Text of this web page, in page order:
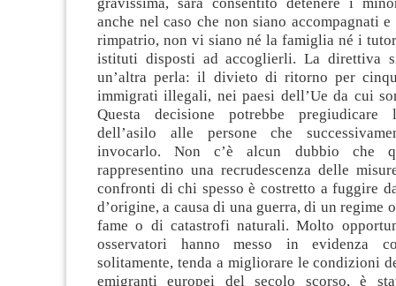
anche nel caso che non siano accompagnati
rimpatrio, non vi siano né la famiglia né i
istituti disposti ad accoglierli. La direttiva
un’altra perla: il divieto di ritorno per
immigrati illegali, nei paesi dell’Ue da cui
Questa decisione potrebbe pregiudicare
dell’asilo alle persone che
invocarlo. Non c’è alcun dubbio che
rappresentino una recrudescenza delle
confronti di chi spesso è costretto a fuggire
d’origine, a causa di una guerra, di un regime
fame o di catastrofi naturali. Molto
osservatori hanno messo in evidenza
solitamente, tenda a migliorare le condizioni
emigranti europei del secolo scorso, è